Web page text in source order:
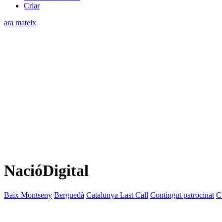
Criar
ara mateix
NacióDigital
Baix Montseny Berguedà Catalunya Last Call Contingut patrocinat